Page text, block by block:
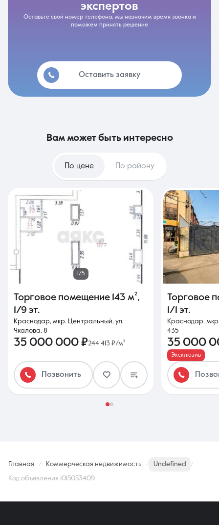
экспертов
Оставьте свой номер телефона, мы назначим время звонка и
поможем принять решение
Оставить заявку
вам может быть интересно
По цене По району
1/5
Торговое помещение 143 м²,
1/9 эт.
Краснодар, мкр. Центральный, ул.
Чкалова, 8
35 000 000 ₽244 413 ₽/м²
Позвонить
Торговое
1/1 эт.
Краснодар,
435
35 000
Эксклюзив
Главная Коммерческая недвижимость Undefined
Код объявления 1015053409